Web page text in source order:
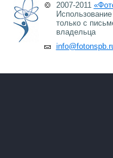
2007-2011
только с
владельца